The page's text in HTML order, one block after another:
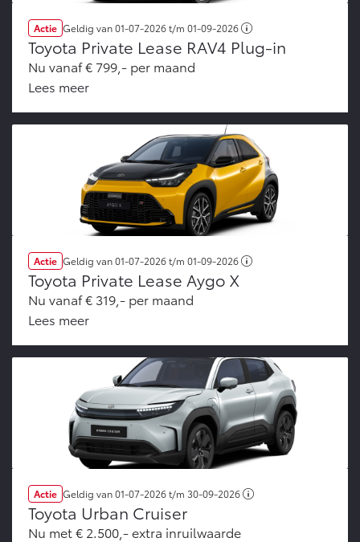
Actie Geldig van01-07-2026t/m 01-09-2026
Toyota Private Lease RAV4 Plug-in
Nu vanaf € 799,- per maand
Lees meer
Actie Geldig van01-07-2026t/m 01-09-2026
Toyota Private Lease Aygo X
Nu vanaf € 319,- per maand
Lees meer
Actie Geldig van01-07-2026t/m 30-09-2026
Toyota Urban Cruiser
Nu met € 2.500,- extra inruilwaarde